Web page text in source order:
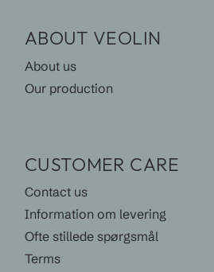
ABOUT VEOLIN
About us
Our production
CUSTOMER CARE
Contact us
Information om levering
Ofte stillede spørgsmål
Terms